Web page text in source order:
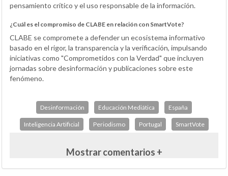
pensamiento crítico y el uso responsable de la información.
¿Cuál es el compromiso de CLABE en relación con SmartVote?
CLABE se compromete a defender un ecosistema informativo
basado en el rigor, la transparencia y la verificación, impulsando
iniciativas como "Comprometidos con la Verdad" que incluyen
jornadas sobre desinformación y publicaciones sobre este
fenómeno.
Desinformación Educación Mediática España
Inteligencia Artificial Periodismo Portugal SmartVote
Mostrar comentarios +